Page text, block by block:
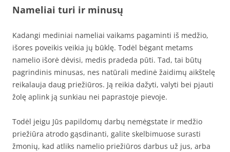
Nameliai turi ir minusų
Kadangi mediniai nameliai vaikams pagaminti iš medžio,
išores poveikis veikia jų būklę. Todėl bėgant metams
namelio išorė dėvisi, medis pradeda pūti. Tad, tai būtų
pagrindinis minusas, nes natūrali medinė žaidimų aikštelę
reikalauja daug priežiūros. Ją reikia dažyti, valyti bei pjauti
žolę aplink ją sunkiau nei paprastoje pievoje.
Todėl jeigu Jūs papildomų darbų nemėgstate ir medžio
priežiūra atrodo gąsdinanti, galite skelbimuose surasti
žmonių, kad atliks namelio priežiūros darbus už jus, arba